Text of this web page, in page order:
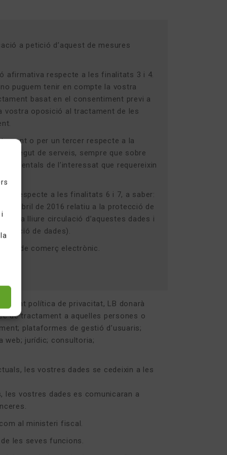
a petició d’aquest de mesures
afirmativa respecte a les finalitats 3 i 4.
puguem tenir en compte la vostra
basat en el consentiment previ a
vostra oposició al tractament de les
o per un tercer respecte a la
indegut de serveis, sempre que sobre
de l’interessat que requereixin
respecte a les finalitats 6 i 7, a saber:
d’abril de 2016 relatiu a la protecció de
i a la lliure circulació d’aquestes dades i
de dades).
i de comerç electrònic.
política de privacitat, LB donarà
de tractament a aquelles persones o
plataformes de gestió d’usuaris;
web; jurídic; consultoria;
les vostres dades se cedeixin a les
les vostres dades es comunicaran a
al ministeri fiscal.
les seves funcions.